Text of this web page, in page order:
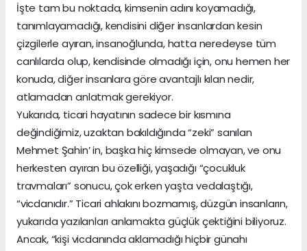
İşte tam bu noktada, kimsenin adını koyamadığı,
tanımlayamadığı, kendisini diğer insanlardan kesin
çizgilerle ayıran, insanoğlunda, hatta neredeyse tüm
canlılarda olup, kendisinde olmadığı için, onu hemen her
konuda, diğer insanlara göre avantajlı kılan nedir,
atlamadan anlatmak gerekiyor.
Yukarıda, ticari hayatının sadece bir kısmına
değindiğimiz, uzaktan bakıldığında “zeki” sanılan
Mehmet Şahin’ in, başka hiç kimsede olmayan, ve onu
herkesten ayıran bu özelliği, yaşadığı “çocukluk
travmaları” sonucu, çok erken yaşta vedalaştığı,
“vicdanıdır.” Ticari ahlakını bozmamış, düzgün insanların,
yukarıda yazılanları anlamakta güçlük çektiğini biliyoruz.
Ancak, “kişi vicdanında aklamadığı hiçbir günahı